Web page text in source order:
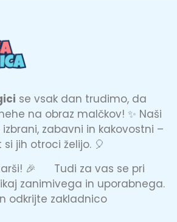
se vsak dan trudimo, da
na obraz malčkov! ✨ Naši
izbrani, zabavni in kakovostni –
jih otroci želijo. 🎈
🎉 Tudi za vas se pri
zanimivega in uporabnega.
odkrijte zakladnico